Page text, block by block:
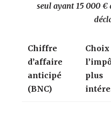
seul ayant 15 000 €
Chiffre
d’affaire
anticipé
(BNC)
Choix
plus